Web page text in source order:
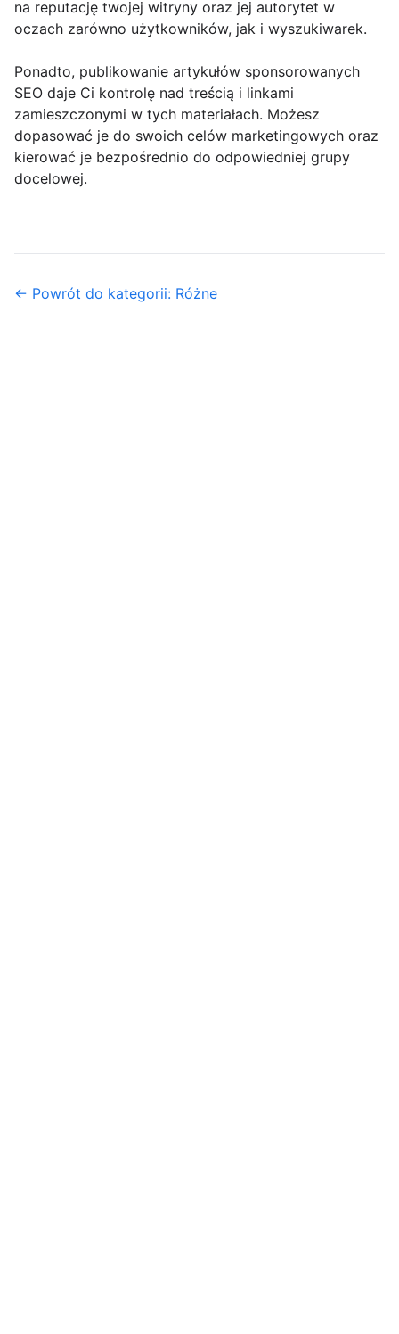
na reputację twojej witryny oraz jej autorytet w
oczach zarówno użytkowników, jak i wyszukiwarek.
Ponadto, publikowanie artykułów sponsorowanych
SEO daje Ci kontrolę nad treścią i linkami
zamieszczonymi w tych materiałach. Możesz
dopasować je do swoich celów marketingowych oraz
kierować je bezpośrednio do odpowiedniej grupy
docelowej.
← Powrót do kategorii: Różne